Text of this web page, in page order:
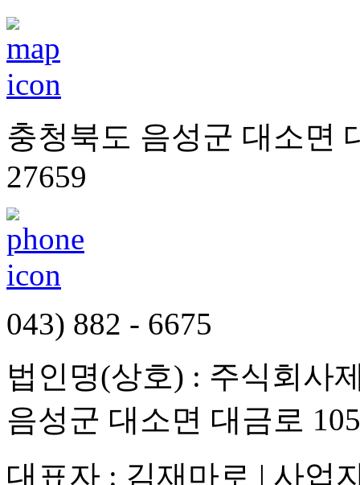
충청북도 음성군 대소면
27659
043) 882 - 6675
법인명(상호) : 주식회사
음성군 대소면 대금로
대표자 : 김재마로 | 사업